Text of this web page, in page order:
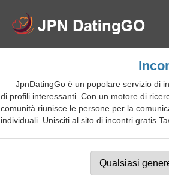
JpnDatingGo è un popolare servizio di
di profili interessanti. Con un motore di
comunità riunisce le persone per la
individuali. Unisciti al sito di incontri gratis